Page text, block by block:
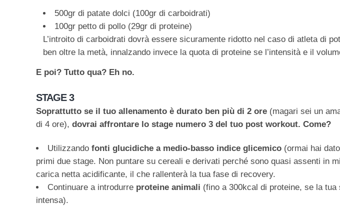
500gr di patate dolci (100gr di carboidrati)
100gr petto di pollo (29gr di proteine)
L’introito di carboidrati dovrà essere sicuramente ridotto nel caso di atleta di
ben oltre la metà, innalzando invece la quota di proteine se l’intensità e il
E poi? Tutto qua? Eh no.
STAGE 3
Soprattutto se il tuo allenamento è durato ben più di 2 ore (magari sei un
di 4 ore), dovrai affrontare lo stage numero 3 del tuo post workout. Come?
Utilizzando fonti glucidiche a medio-basso indice glicemico (ormai hai
primi due stage. Non puntare su cereali e derivati perché sono quasi assenti in
carica netta acidificante, il che rallenterà la tua fase di recovery.
Continuare a introdurre proteine animali (fino a 300kcal di proteine, se la
intensa).